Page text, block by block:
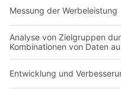
Produktionsstandorte
Karriere